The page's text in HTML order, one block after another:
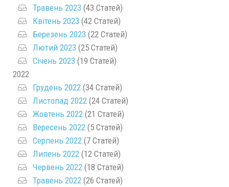
Травень 2023 (43 Статей)
Квітень 2023 (42 Статей)
Березень 2023 (22 Статей)
Лютий 2023 (25 Статей)
Січень 2023 (19 Статей)
2022
Грудень 2022 (34 Статей)
Листопад 2022 (24 Статей)
Жовтень 2022 (21 Статей)
Вересень 2022 (5 Статей)
Серпень 2022 (7 Статей)
Липень 2022 (12 Статей)
Червень 2022 (18 Статей)
Травень 2022 (26 Статей)